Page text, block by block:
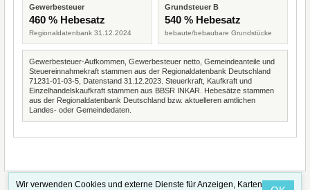
Gewerbesteuer
460 % Hebesatz
Regionaldatenbank 31.12.2024
Grundsteuer B
540 % Hebesatz
bebaute/bebaubare Grundstücke
Gewerbesteuer-Aufkommen, Gewerbesteuer netto, Gemeindeanteile und
Steuereinnahmekraft stammen aus der Regionaldatenbank Deutschland
71231-01-03-5, Datenstand 31.12.2023. Steuerkraft, Kaufkraft und
Einzelhandelskaufkraft stammen aus BBSR INKAR. Hebesätze stammen
aus der Regionaldatenbank Deutschland bzw. aktuelleren amtlichen
Landes- oder Gemeindedaten.
Wir verwenden Cookies und externe Dienste für Anzeigen, Karten